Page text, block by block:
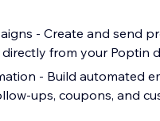
- Create and send
from your Poptin
- Build automated
ups, coupons, and